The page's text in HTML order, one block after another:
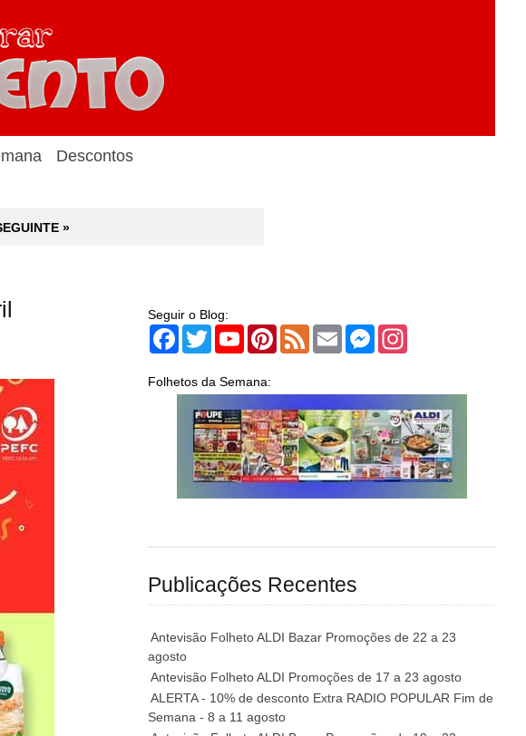
Descontos
»
Seguir o Blog:
Facebook
TwitterYouTubePinterest
Feed Email Messenger
Folhetos da Semana:
Publicações Recentes
Antevisão Folheto ALDI Bazar Promoções de 22 a 23
agosto
Antevisão Folheto ALDI Promoções de 17 a 23 agosto
ALERTA - 10% de desconto Extra RADIO POPULAR Fim de
Semana - 8 a 11 agosto